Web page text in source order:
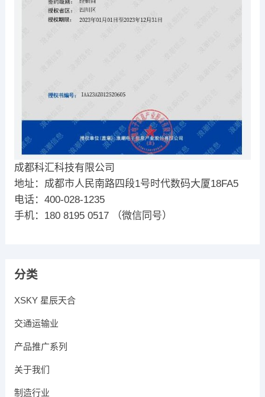
成都科汇科技有限公司
地址：成都市人民南路四段1号时代数码大厦18FA5
电话：400-028-1235
手机：180 8195 0517 （微信同号）
分类
XSKY 星辰天合
交通运输业
产品推广系列
关于我们
制造行业